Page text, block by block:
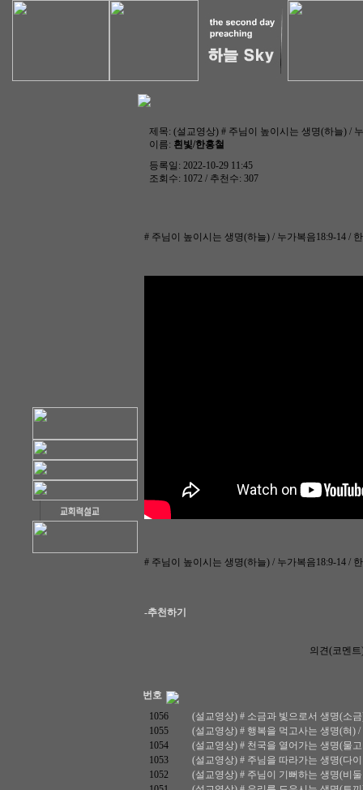
제목: (설교영상) # 주님이 높이시는 생명(하늘) /
이름: 흰빛/한홍철
등록일: 2022-10-29 11:45
조회수: 1072 / 추천수: 307
# 주님이 높이시는 생명(하늘) / 누가복음18:9-14 /
# 주님이 높이시는 생명(하늘) / 누가복음18:9-14 /
-추천하기
의견(코멘
번호
1056
(설교영상) # 소금과 빛으로서 생명(소
1055
(설교영상) # 행복을 먹고사는 생명(혀) /
1054
(설교영상) # 천국을 열어가는 생명(물
1053
(설교영상) # 주님을 따라가는 생명(다
1052
(설교영상) # 주님이 기뻐하는 생명(비